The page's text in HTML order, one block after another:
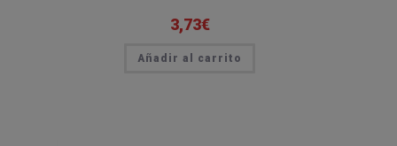
3,73€
Añadir al carrito